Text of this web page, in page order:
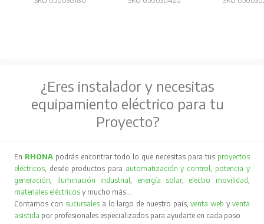
¿Eres instalador y necesitas
equipamiento eléctrico para tu
Proyecto?
En RHONA podrás encontrar todo lo que necesitas para tus proyectos
eléctricos , desde productos para automatización y control
potencia y
generación
iluminación industrial energía solar, electro movilidad
materiales eléctricos y mucho más…
Contamos con sucursales a lo largo de nuestro país,venta web y venta
asistida por profesionales especializados para ayudarte en cada paso.